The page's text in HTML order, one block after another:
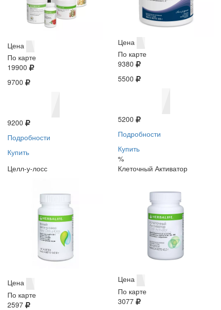
Цена
По карте
19900
9700
9200
Подробности
Купить
Цена
По карте
9380
5500
5200
Подробности
Купить
%
Целл-у-лосс
Цена
По карте
2597
Клеточный Активатор
Цена
По карте
3077